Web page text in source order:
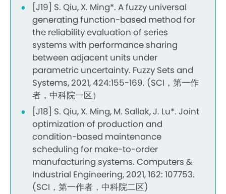
[J19] S. Qiu, X. Ming*. A fuzzy universal
generating function-based method for
the reliability evaluation of series
systems with performance sharing
between adjacent units under
parametric uncertainty. Fuzzy Sets and
Systems, 2021, 424:155-169. (SCI，第一作
者，中科院一区）
[J18] S. Qiu, X. Ming, M. Sallak, J. Lu*. Joint
optimization of production and
condition-based maintenance
scheduling for make-to-order
manufacturing systems. Computers &
Industrial Engineering, 2021, 162: 107753.
(SCI，第一作者，中科院二区)